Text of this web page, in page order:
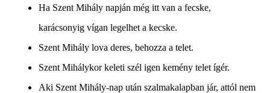
Ha Szent Mihály napján még itt van a fecske,
karácsonyig vígan legelhet a kecske.
Szent Mihály lova deres, behozza a telet.
Szent Mihálykor keleti szél igen kemény telet ígér.
Aki Szent Mihály-nap után szalmakalapban jár, attól nem